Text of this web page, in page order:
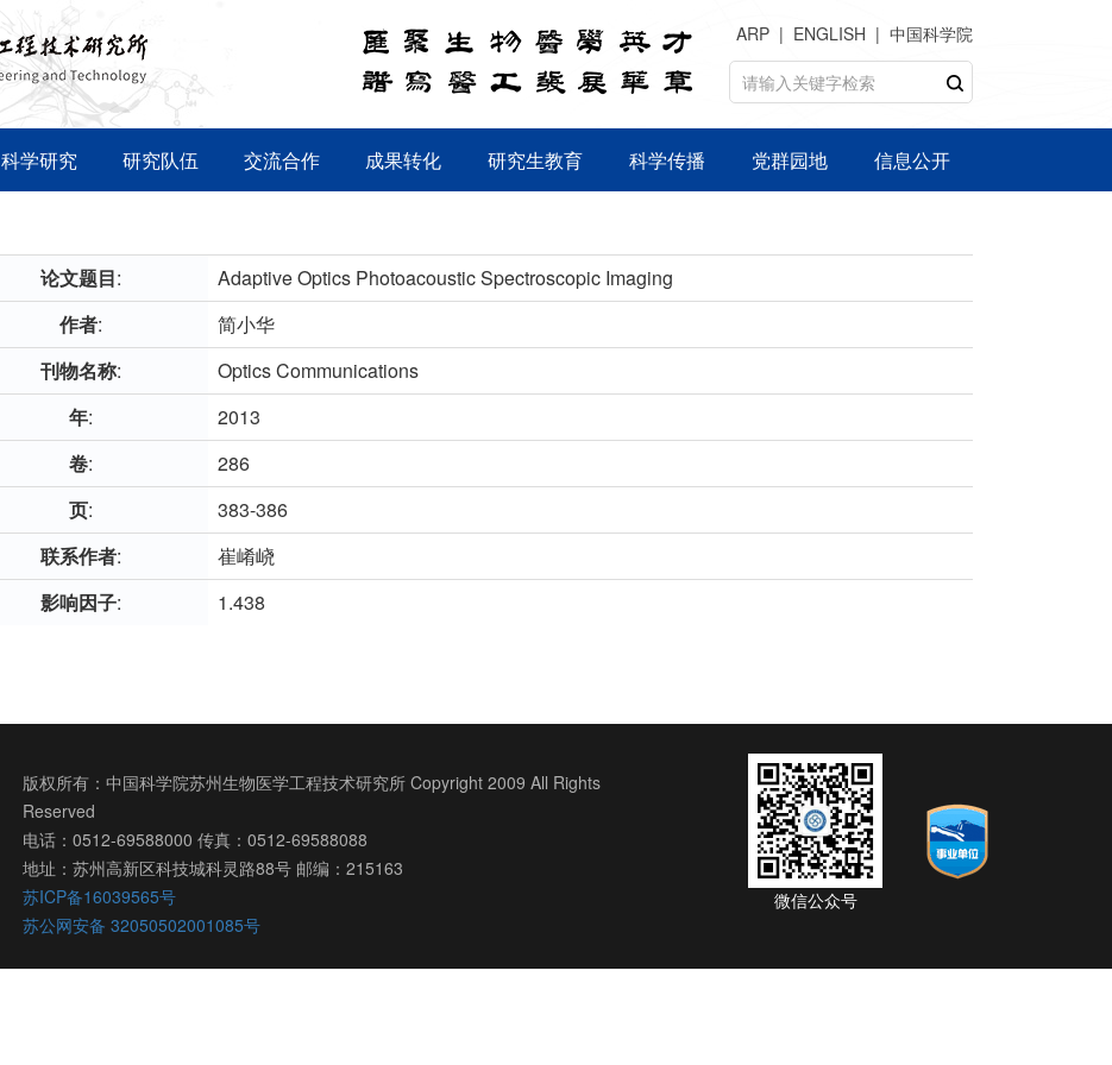
ARP ENGLISH 中国科学院
科学研究 研究队伍 交流合作 成果转化 研究生教育 科学传播 党群园地 信息公开
论文题目:
Adaptive Optics Photoacoustic Spectroscopic Imaging
作者:
简小华
刊物名称:
Optics Communications
年:
2013
卷:
286
页:
383-386
联系作者:
崔崤峣
影响因子: 1.438
版权所有：中国科学院苏州生物医学工程技术研究所 Copyright 2009 All Rights
Reserved
电话：0512-69588000 传真：0512-69588088
地址：苏州高新区科技城科灵路88号 邮编：215163
苏ICP备16039565号
苏公网安备 32050502001085号
微信公众号